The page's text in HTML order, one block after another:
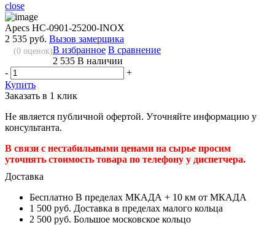
close
Apecs HC-0901-25200-INOX
2 535 руб. Вызов замерщика
(0 оценок)В избранное В сравнение
2 535 В наличии
-
+
Купить
Заказать в 1 клик
Не является публичной офертой. Уточняйте информацию у
консультанта.
В связи с нестабильными ценами на сырье просим
уточнять стоимость товара по телефону у диспетчера.
Доставка
Бесплатно В пределах МКАДА + 10 км от МКАДА
1 500 руб. Доставка в пределах малого кольца
2 500 руб. Большое московское кольцо